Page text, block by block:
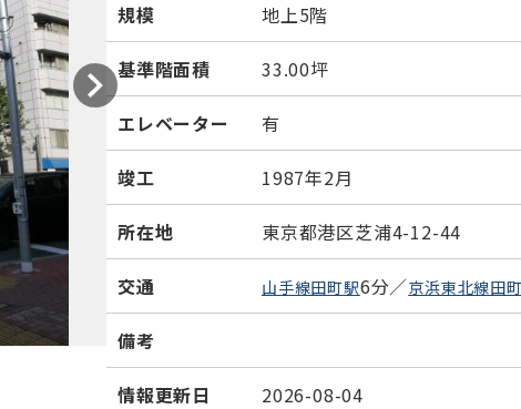
規模 地上5階
基準階面積 33.00坪
エレベーター 有
竣工 1987年2月
所在地 東京都港区芝浦4-12-44
交通 山手線田町駅6分／京浜東北線田
備考
情報更新日 2026-08-04